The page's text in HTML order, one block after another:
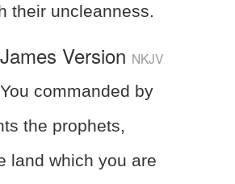
their uncleanness.
Version NKJV
commanded by
the prophets,
land which you are